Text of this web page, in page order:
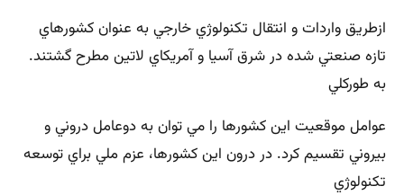
ازطريق واردات و انتقال تكنولوژي خارجي به عنوان كشورهاي
تازه صنعتي شده در شرق آسيا و آمريكاي لاتين مطرح گشتند.
به طوركلي
عوامل موقعيت اين كشورها را مي توان به دوعامل دروني و
بيروني تقسيم كرد. در درون اين كشورها، عزم ملي براي توسعه
تكنولوژي